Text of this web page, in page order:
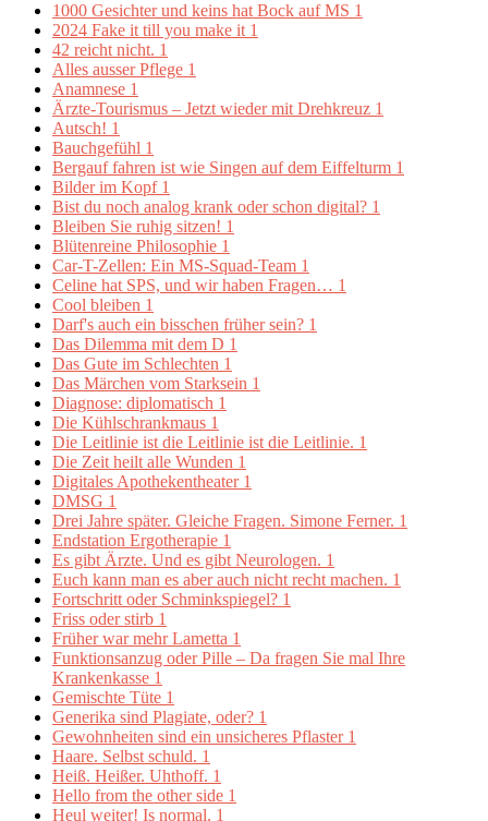
1000 Gesichter und keins hat Bock auf MS 1
2024 Fake it till you make it 1
42 reicht nicht. 1
Alles ausser Pflege 1
Anamnese 1
Ärzte-Tourismus – Jetzt wieder mit Drehkreuz 1
Autsch! 1
Bauchgefühl 1
Bergauf fahren ist wie Singen auf dem Eiffelturm 1
Bilder im Kopf 1
Bist du noch analog krank oder schon digital? 1
Bleiben Sie ruhig sitzen! 1
Blütenreine Philosophie 1
Car-T-Zellen: Ein MS-Squad-Team 1
Celine hat SPS, und wir haben Fragen… 1
Cool bleiben 1
Darf's auch ein bisschen früher sein? 1
Das Dilemma mit dem D 1
Das Gute im Schlechten 1
Das Märchen vom Starksein 1
Diagnose: diplomatisch 1
Die Kühlschrankmaus 1
Die Leitlinie ist die Leitlinie ist die Leitlinie. 1
Die Zeit heilt alle Wunden 1
Digitales Apothekentheater 1
DMSG 1
Drei Jahre später. Gleiche Fragen. Simone Ferner. 1
Endstation Ergotherapie 1
Es gibt Ärzte. Und es gibt Neurologen. 1
Euch kann man es aber auch nicht recht machen. 1
Fortschritt oder Schminkspiegel? 1
Friss oder stirb 1
Früher war mehr Lametta 1
Funktionsanzug oder Pille – Da fragen Sie mal Ihre
Krankenkasse 1
Gemischte Tüte 1
Generika sind Plagiate, oder? 1
Gewohnheiten sind ein unsicheres Pflaster 1
Haare. Selbst schuld. 1
Heiß. Heißer. Uhthoff. 1
Hello from the other side 1
Heul weiter! Is normal. 1